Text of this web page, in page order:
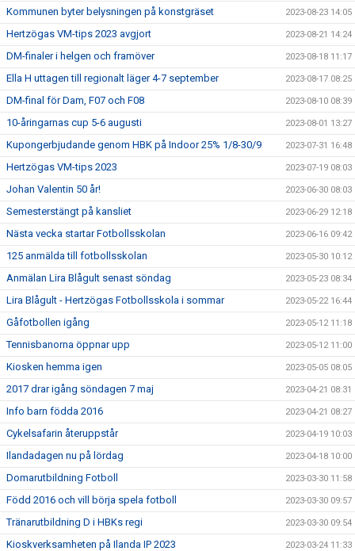
Kommunen byter belysningen på konstgräset 2023-08-23 14:05
Hertzögas VM-tips 2023 avgjort 2023-08-21 14:24
DM-finaler i helgen och framöver 2023-08-18 11:17
Ella H uttagen till regionalt läger 4-7 september 2023-08-17 08:25
DM-final för Dam, F07 och F08 2023-08-10 08:39
10-åringarnas cup 5-6 augusti 2023-08-01 13:27
Kupongerbjudande genom HBK på Indoor 25% 1/8-30/9 2023-07-31 16:48
Hertzögas VM-tips 2023 2023-07-19 08:03
Johan Valentin 50 år! 2023-06-30 08:03
Semesterstängt på kansliet 2023-06-29 12:18
Nästa vecka startar Fotbollsskolan 2023-06-16 09:42
125 anmälda till fotbollsskolan 2023-05-30 10:12
Anmälan Lira Blågult senast söndag 2023-05-23 08:34
Lira Blågult - Hertzögas Fotbollsskola i sommar 2023-05-22 16:44
Gåfotbollen igång 2023-05-12 11:18
Tennisbanorna öppnar upp 2023-05-12 11:00
Kiosken hemma igen 2023-05-05 08:05
2017 drar igång söndagen 7 maj 2023-04-21 08:31
Info barn födda 2016 2023-04-21 08:27
Cykelsafarin återuppstår 2023-04-19 10:03
Ilandadagen nu på lördag 2023-04-18 10:00
Domarutbildning Fotboll 2023-03-30 11:58
Född 2016 och vill börja spela fotboll 2023-03-30 09:57
Tränarutbildning D i HBKs regi 2023-03-30 09:54
Kioskverksamheten på Ilanda IP 2023 2023-03-24 11:33